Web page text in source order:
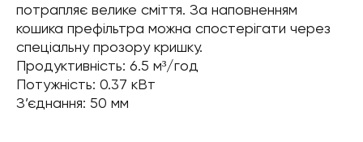
потрапляє велике сміття. За наповненням
кошика префільтра можна спостерігати через
спеціальну прозору кришку.
Продуктивність: 6.5 м³/год
Потужність: 0.37 кВт
З’єднання: 50 мм